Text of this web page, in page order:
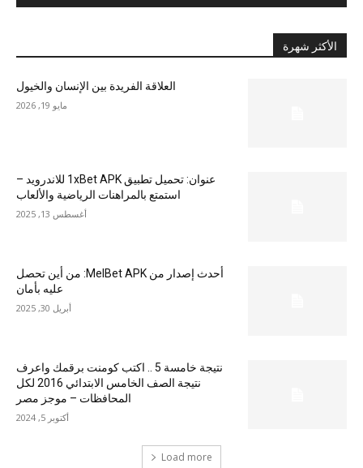
الأكثر شهرة
العلاقة الفريدة بين الإنسان والخيول
مايو 19, 2026
عنوان: تحميل تطبيق 1xBet APK للاندرويد –
استمتع بالمراهنات الرياضية والألعاب
أغسطس 13, 2025
أحدث إصدار من MelBet APK: من أين تحصل
عليه بأمان
أبريل 30, 2025
نتيجة خامسة 5 .. اكتب كومنت برقمك واعرف
نتيجة الصف الخامس الابتدائي 2016 لكل
المحافظات – موجز مصر
أكتوبر 5, 2024
Load more